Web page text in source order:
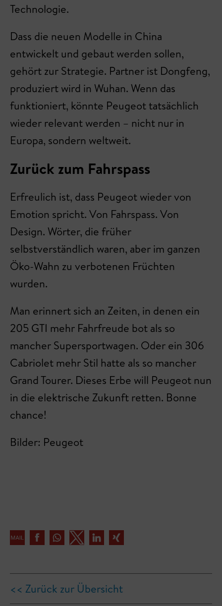
Technologie.
Dass die neuen Modelle in China
entwickelt und gebaut werden sollen,
gehört zur Strategie. Partner ist Dongfeng,
produziert wird in Wuhan. Wenn das
funktioniert, könnte Peugeot tatsächlich
wieder relevant werden – nicht nur in
Europa, sondern weltweit.
Zurück zum Fahrspass
Erfreulich ist, dass Peugeot wieder von
Emotion spricht. Von Fahrspass. Von
Design. Wörter, die früher
selbstverständlich waren, aber im ganzen
Öko-Wahn zu verbotenen Früchten
wurden.
Man erinnert sich an Zeiten, in denen ein
205 GTI mehr Fahrfreude bot als so
mancher Supersportwagen. Oder ein 306
Cabriolet mehr Stil hatte als so mancher
Grand Tourer. Dieses Erbe will Peugeot nun
in die elektrische Zukunft retten. Bonne
chance!
Bilder: Peugeot
<< Zurück zur Übersicht